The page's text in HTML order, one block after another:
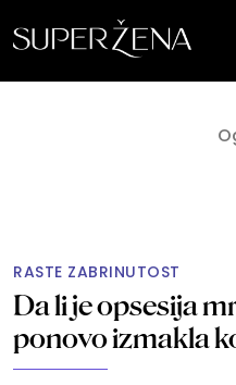
RASTE ZABRINUTOST
Da li je opsesija
ponovo izmakla